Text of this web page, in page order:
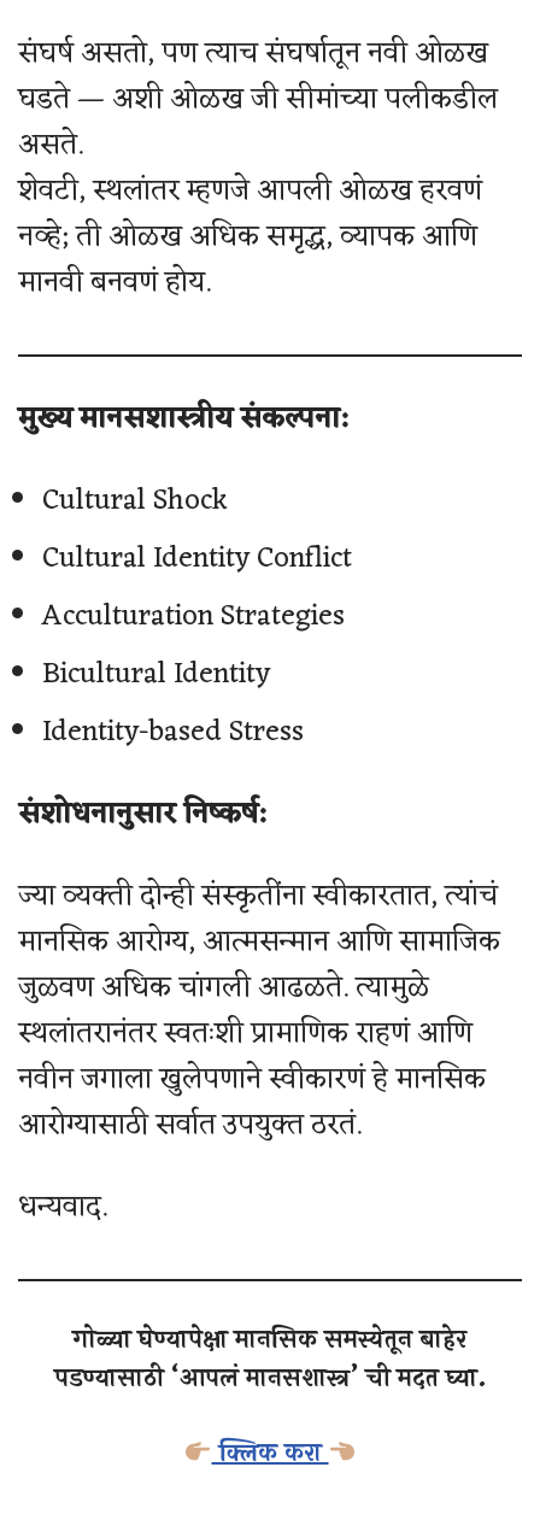
संघर्ष असतो, पण त्याच संघर्षातून नवी ओळख
घडते — अशी ओळख जी सीमांच्या पलीकडील
असते.
शेवटी, स्थलांतर म्हणजे आपली ओळख हरवणं
नव्हे; ती ओळख अधिक समृद्ध, व्यापक आणि
मानवी बनवणं होय.
मुख्य मानसशास्त्रीय संकल्पना:
Cultural Shock
Cultural Identity Conflict
Acculturation Strategies
Bicultural Identity
Identity-based Stress
संशोधनानुसार निष्कर्ष:
ज्या व्यक्ती दोन्ही संस्कृतींना स्वीकारतात, त्यांचं
मानसिक आरोग्य, आत्मसन्मान आणि सामाजिक
जुळवण अधिक चांगली आढळते. त्यामुळे
स्थलांतरानंतर स्वतःशी प्रामाणिक राहणं आणि
नवीन जगाला खुलेपणाने स्वीकारणं हे मानसिक
आरोग्यासाठी सर्वात उपयुक्त ठरतं.
धन्यवाद.
गोळ्या घेण्यापेक्षा मानसिक समस्येतून बाहेर
पडण्यासाठी ‘आपलं मानसशास्त्र’ ची मदत घ्या.
क्लिक करा